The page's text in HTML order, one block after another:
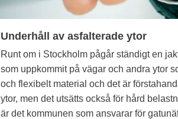
Underhåll av asfalterade ytor
Runt om i Stockholm pågår ständigt en
som uppkommit på vägar och andra ytor
och flexibelt material och det är
ytor, men det utsätts också för hård
är det kommunen som ansvarar för